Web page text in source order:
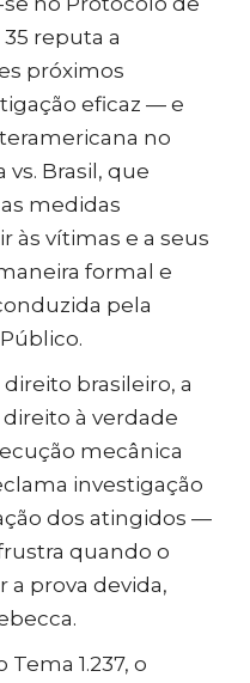
reputa a
próximos
eficaz — e
no
vs. Brasil, que
medidas
às vítimas e a seus
formal e
pela
brasileiro, a
à verdade
mecânica
investigação
dos atingidos —
quando o
a prova devida,
1.237, o